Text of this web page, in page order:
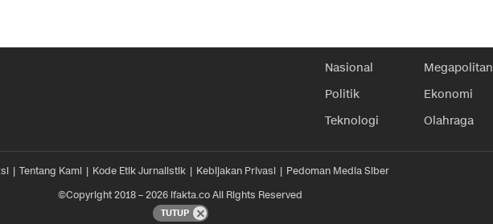
Nasional Megapolitan
Politik
Ekonomi
Teknologi
Olahraga
Tentang Kami Kode Etik Jurnalistik Kebijakan Privasi
Pedoman Media Siber
©Copyright 2018 – 2026 ifakta.co All Rights Reserved
TUTUP